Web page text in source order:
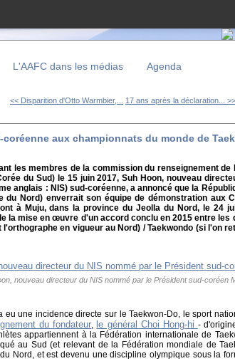
L'AAFC dans les médias Agenda
<< Disparition d'Otto Warmbier,... 17 ans après la déclaration... >>
aux championnats du monde de
les membres de la commission du renseignement
du Sud) le 15 juin 2017, Suh Hoon, nouveau
anglais : NIS) sud-coréenne, a annoncé que la
du Nord) enverrait son équipe de démonstration aux
à Muju, dans la province du Jeolla du Nord, le 24
la mise en œuvre d'un accord conclu en 2015 entre les
l'orthographe en vigueur au Nord) / Taekwondo (si l'on
nouveau directeur du NIS nommé par le Président sud-coréen
eu une incidence directe sur le Taekwon-Do, le sport
du fondateur, le général Choi Hong-hi -
appartiennent à la Fédération internationale de
au Sud (et relevant de la Fédération mondiale de
Nord, et est devenu une discipline olympique sous la